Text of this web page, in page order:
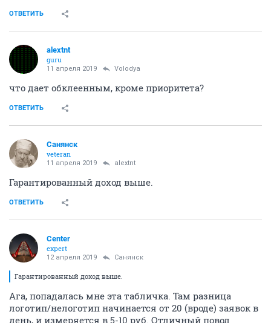
ОТВЕТИТЬ
alextnt
guru
11 апреля 2019 Volodya
что дает обклеенным, кроме приоритета?
ОТВЕТИТЬ
Санянск
veteran
11 апреля 2019 alextnt
Гарантированный доход выше.
ОТВЕТИТЬ
Center
expert
12 апреля 2019 Санянск
Гарантированный доход выше.
Ага, попадалась мне эта табличка. Там разница
логотип/нелоготип начинается от 20 (вроде) заявок в
день, и измеряется в 5-10 руб. Отличный повод